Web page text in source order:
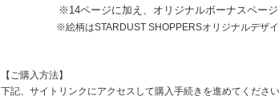
※14ページに加え、オリジナルボーナスページ
※絵柄はSTARDUST SHOPPERSオリジナルデザイ
【ご購入方法】
下記、サイトリンクにアクセスして購入手続きを進めてください